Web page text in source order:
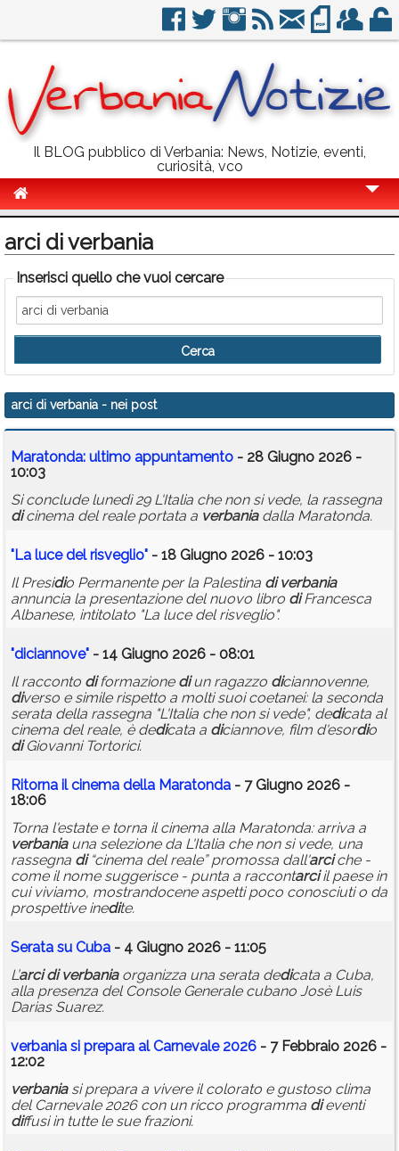
Il BLOG pubblico di Verbania: News, Notizie, eventi,
curiosità, vco
Politica
Sport
Eventi
Info Utili
Rubriche
Calendario
Annunci
arci di verbania
Inserisci quello che vuoi cercare
arci di verbania - nei post
Maratonda: ultimo appuntamento - 28 Giugno 2026 -
10:03
Si conclude lunedì 29 L'Italia che non si vede, la rassegna
dicinema del reale portata a verbaniadalla Maratonda.
"La luce del risveglio" - 18 Giugno 2026 - 10:03
Il Presidio Permanente per la Palestina di verbania
annuncia la presentazione del nuovo libro diFrancesca
Albanese, intitolato "La luce del risveglio".
"diciannove" - 14 Giugno 2026 - 08:01
Il racconto diformazione diun ragazzo diciannovenne,
diverso e simile rispetto a molti suoi coetanei: la seconda
serata della rassegna "L'Italia che non si vede", dedicata al
cinema del reale, è dedicata a diciannove, film d'esordio
diGiovanni Tortorici.
Ritorna il cinema della Maratonda - 7 Giugno 2026 -
18:06
Torna l'estate e torna il cinema alla Maratonda: arriva a
verbaniauna selezione da L'Italia che non si vede, una
rassegna di“cinema del reale” promossa dall'arciche -
come il nome suggerisce - punta a raccontarciil paese in
cui viviamo, mostrandocene aspetti poco conosciuti o da
prospettive inedite.
Serata su Cuba - 4 Giugno 2026 - 11:05
L’arci di verbaniaorganizza una serata dedicata a Cuba,
alla presenza del Console Generale cubano Josè Luis
Darias Suarez.
verbania si prepara al Carnevale 2026 - 7 Febbraio 2026 -
12:02
verbaniasi prepara a vivere il colorato e gustoso clima
del Carnevale 2026 con un ricco programma dieventi
diffusi in tutte le sue frazioni.